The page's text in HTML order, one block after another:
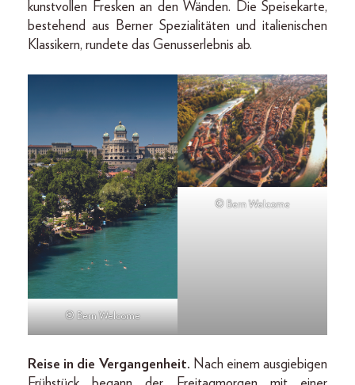
kunstvollen Fresken an den Wänden. Die Speisekarte,
bestehend aus Berner Spezialitäten und italienischen
Klassikern, rundete das Genusserlebnis ab.
© Bern Welcome
© Bern Welcome
Reise in die Vergangenheit. Nach einem ausgiebigen